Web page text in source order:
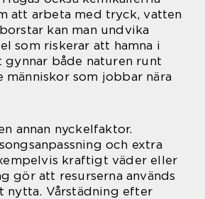
att arbeta med tryck, vatten
kan man undvika
som riskerar att hamna i
gynnar både naturen runt
som jobbar nära
annan nyckelfaktor.
och extra
kraftigt väder eller
gör att resurserna används
nytta. Vårstädning efter